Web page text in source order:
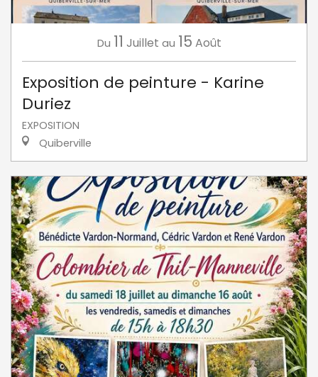
Du 11 Juillet au 15 Août
Exposition de peinture - Karine
Duriez
EXPOSITION
Quiberville